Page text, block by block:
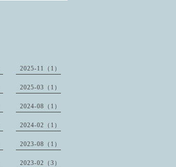
2025-11（1）
2025-03（1）
2024-08（1）
2024-02（1）
2023-08（1）
2023-02（3）